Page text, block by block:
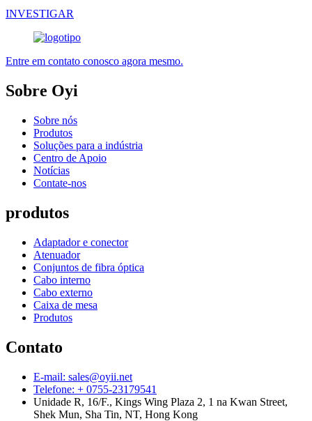
INVESTIGAR
Entre em contato conosco agora mesmo.
Sobre Oyi
Sobre nós
Produtos
Soluções para a indústria
Centro de Apoio
Notícias
Contate-nos
produtos
Adaptador e conector
Atenuador
Conjuntos de fibra óptica
Cabo interno
Cabo externo
Caixa de mesa
Produtos
Contato
E-mail: sales@oyii.net
Telefone: + 0755-23179541
Unidade R, 16/F., Kings Wing Plaza 2, 1 na Kwan Street,
Shek Mun, Sha Tin, NT, Hong Kong